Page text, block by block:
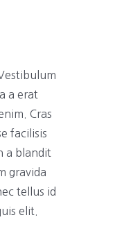
a erat
Cras
facilisis
a blandit
gravida
tellus id
elit.